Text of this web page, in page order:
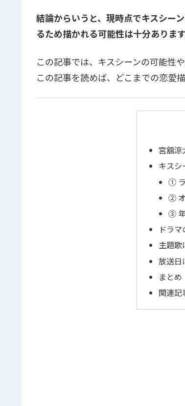
結論からいうと、現時点でキスシー
るため描かれる可能性は十分あります
この記事では、キスシーンの可能性
この記事を読めば、どこまでの恋愛
宮舘涼
キス
①
②
③
ドラマ
主題歌
放送日
まとめ
関連記